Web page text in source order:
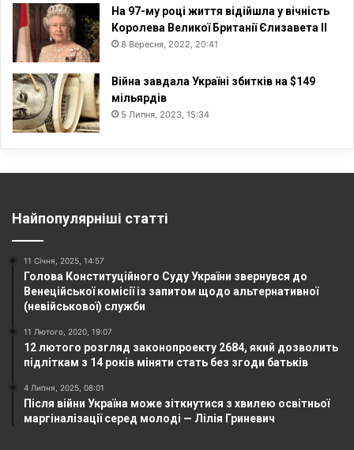
На 97-му році життя відійшла у вічність
Королева Великої Британії Єлизавета II
8 Вересня, 2022, 20:41
Війна завдала Україні збитків на $149
мільярдів
5 Липня, 2023, 15:34
Найпопулярніші статті
11 Січня, 2025, 14:57
Голова Конституційного Суду України звернувся до
Венеційської комісії із запитом щодо альтернативної
(невійськової) служби
11 Лютого, 2020, 19:07
12 лютого розгляд законопроекту 2684, який дозволить
підліткам з 14 років міняти стать без згоди батьків
4 Липня, 2025, 08:01
Після війни Україна може зіткнутися з хвилею освітньої
маргіналізації серед молоді — Лілія Гриневич